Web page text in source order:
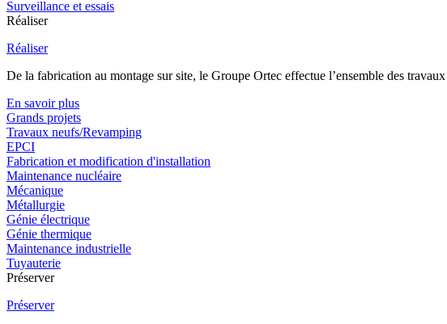
Surveillance et essais
Réaliser
Réaliser
De la fabrication au montage sur site, le Groupe Ortec effectue l’ensemble des
En savoir plus
Grands projets
Travaux neufs/Revamping
EPCI
Fabrication et modification d'installation
Maintenance nucléaire
Mécanique
Métallurgie
Génie électrique
Génie thermique
Maintenance industrielle
Tuyauterie
Préserver
Préserver